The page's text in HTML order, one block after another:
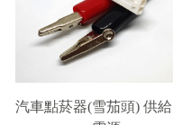
汽車點菸器(雪茄頭) 供